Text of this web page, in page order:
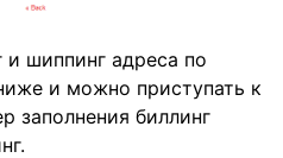
и шиппинг адреса по
и можно приступать к
заполнения биллинг